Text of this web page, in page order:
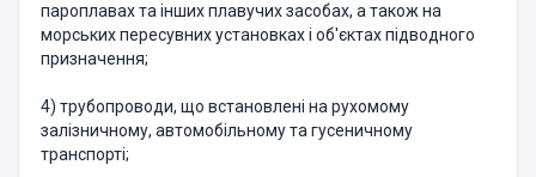
пароплавах та інших плавучих засобах, а також на
морських пересувних установках і об'єктах підводного
призначення;
4) трубопроводи, що встановлені на рухомому
залізничному, автомобільному та гусеничному
транспорті;